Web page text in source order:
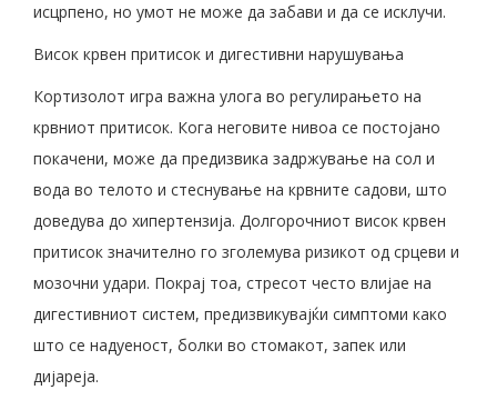
исцрпено, но умот не може да забави и да се исклучи.
Висок крвен притисок и дигестивни нарушувања
Кортизолот игра важна улога во регулирањето на
крвниот притисок. Кога неговите нивоа се постојано
покачени, може да предизвика задржување на сол и
вода во телото и стеснување на крвните садови, што
доведува до хипертензија. Долгорочниот висок крвен
притисок значително го зголемува ризикот од срцеви и
мозочни удари. Покрај тоа, стресот често влијае на
дигестивниот систем, предизвикувајќи симптоми како
што се надуеност, болки во стомакот, запек или
дијареја.